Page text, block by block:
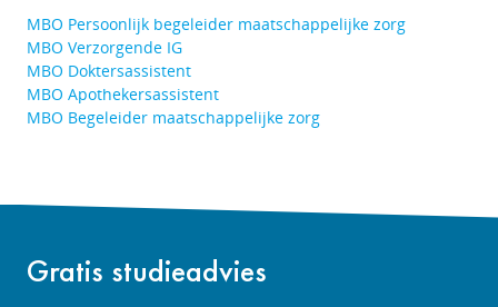
MBO Persoonlijk begeleider maatschappelijke zorg
MBO Verzorgende IG
MBO Doktersassistent
MBO Apothekersassistent
MBO Begeleider maatschappelijke zorg
Gratis studieadvies